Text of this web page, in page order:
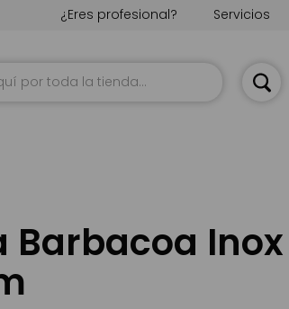
Servicios
¿Eres profesional?
Barbacoa